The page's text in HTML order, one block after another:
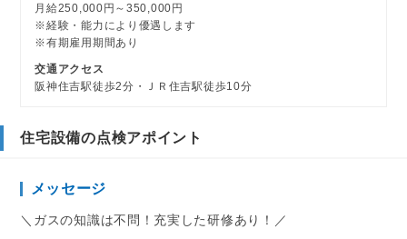
月給250,000円～350,000円
※経験・能力により優遇します
※有期雇用期間あり
交通アクセス
阪神住吉駅徒歩2分・ＪＲ住吉駅徒歩10分
住宅設備の点検アポイント
メッセージ
＼ガスの知識は不問！充実した研修あり！／